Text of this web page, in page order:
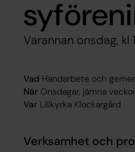
Varannan onsdag, kl
Vad Handarbete och
När Onsdagar, jämna
Var Lillkyrka Klockargård
Verksamhet och